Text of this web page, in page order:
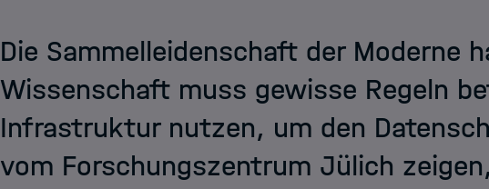
Die Sammelleidenschaft der Moderne
Wissenschaft muss gewisse Regeln
Infrastruktur nutzen, um den
vom Forschungszentrum Jülich